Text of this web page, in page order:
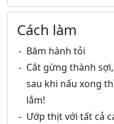
Cách làm
Băm hành tỏi
Cắt gừng thành
sau khi nấu xong
lắm!
Ướp thịt với tất cả